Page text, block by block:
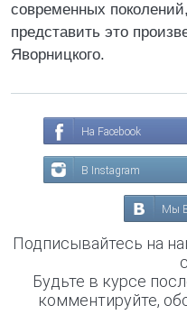
современных
представить это
Яворницкого.
На Facebook
В Instagram
Мы
Подписывайтесь на
Будьте в курсе
комментируйте,